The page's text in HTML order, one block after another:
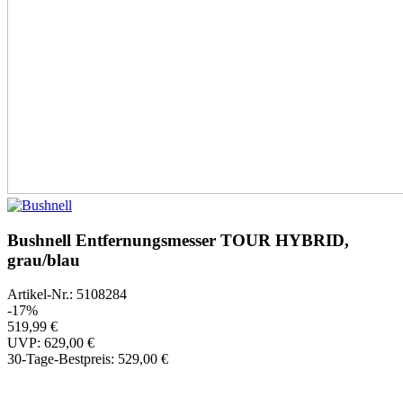
Bushnell Entfernungsmesser TOUR HYBRID,
grau/blau
Artikel-Nr.: 5108284
-17%
519,99 €
UVP: 629,00 €
30-Tage-Bestpreis: 529,00 €